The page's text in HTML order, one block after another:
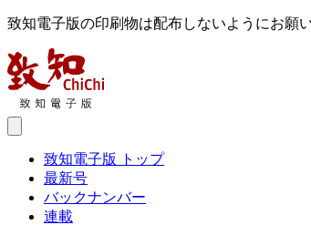
致知電子版の印刷物は配布しないようにお願
致知電子版 トップ
最新号
バックナンバー
連載